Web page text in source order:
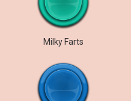
Milky Farts